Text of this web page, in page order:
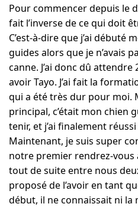
Pour commencer depuis le
fait l’inverse de ce qui doit
C’est-à-dire que j’ai débuté
guides alors que je n’avais
canne. J’ai donc dû
avoir Tayo. J’ai fait la
qui a été très dur pour moi.
principal, c’était mon chien
tenir, et j’ai finalement réussi
Maintenant, je suis super
notre premier rendrez-vous
tout de suite entre nous
proposé de l’avoir en tant
début, il ne connaissait ni la